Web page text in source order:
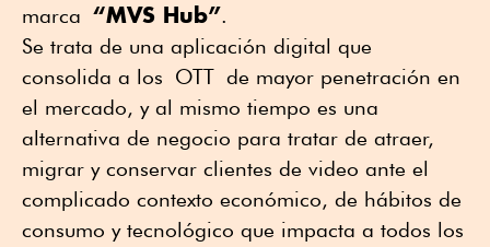
marca “MVS Hub”.
Se trata de una aplicación digital que
consolida a los OTT de mayor penetración en
el mercado, y al mismo tiempo es una
alternativa de negocio para tratar de atraer,
migrar y conservar clientes de video ante el
complicado contexto económico, de hábitos de
consumo y tecnológico que impacta a todos los